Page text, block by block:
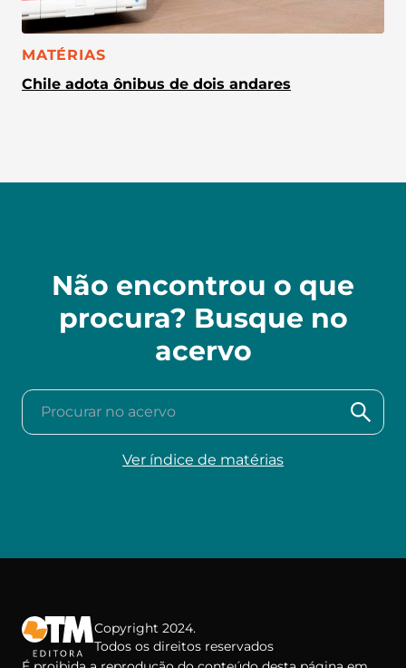
CATEGORIA:
MATÉRIAS
Chile adota ônibus de dois andares
Não encontrou o que
procura? Busque no
acervo
Procurar no acervo
Ver índice de matérias
Copyright 2024.
Todos os direitos reservados